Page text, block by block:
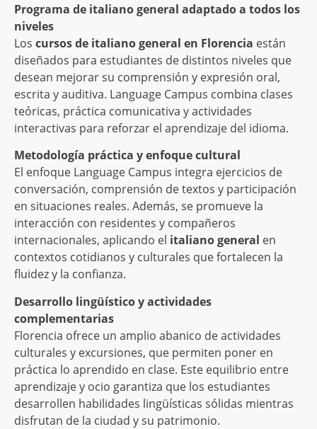
Programa de italiano general adaptado a todos los
niveles
Los cursos de italiano general en Florencia están
diseñados para estudiantes de distintos niveles que
desean mejorar su comprensión y expresión oral,
escrita y auditiva. Language Campus combina clases
teóricas, práctica comunicativa y actividades
interactivas para reforzar el aprendizaje del idioma.
Metodología práctica y enfoque cultural
El enfoque Language Campus integra ejercicios de
conversación, comprensión de textos y participación
en situaciones reales. Además, se promueve la
interacción con residentes y compañeros
internacionales, aplicando el italiano general en
contextos cotidianos y culturales que fortalecen la
fluidez y la confianza.
Desarrollo lingüístico y actividades
complementarias
Florencia ofrece un amplio abanico de actividades
culturales y excursiones, que permiten poner en
práctica lo aprendido en clase. Este equilibrio entre
aprendizaje y ocio garantiza que los estudiantes
desarrollen habilidades lingüísticas sólidas mientras
disfrutan de la ciudad y su patrimonio.